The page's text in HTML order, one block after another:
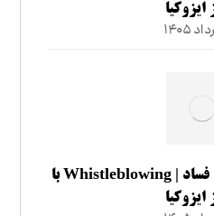
ایزوکیا
ایزو ۳۷۰۰۲ و افشاگران فساد | Whistleblowing با
ایزوکیا